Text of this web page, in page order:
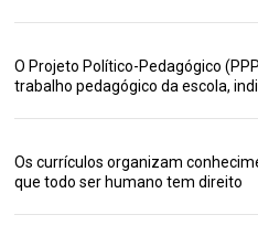
O Projeto Político-Pedagógico
trabalho pedagógico da escola,
Os currículos organizam
que todo ser humano tem direito